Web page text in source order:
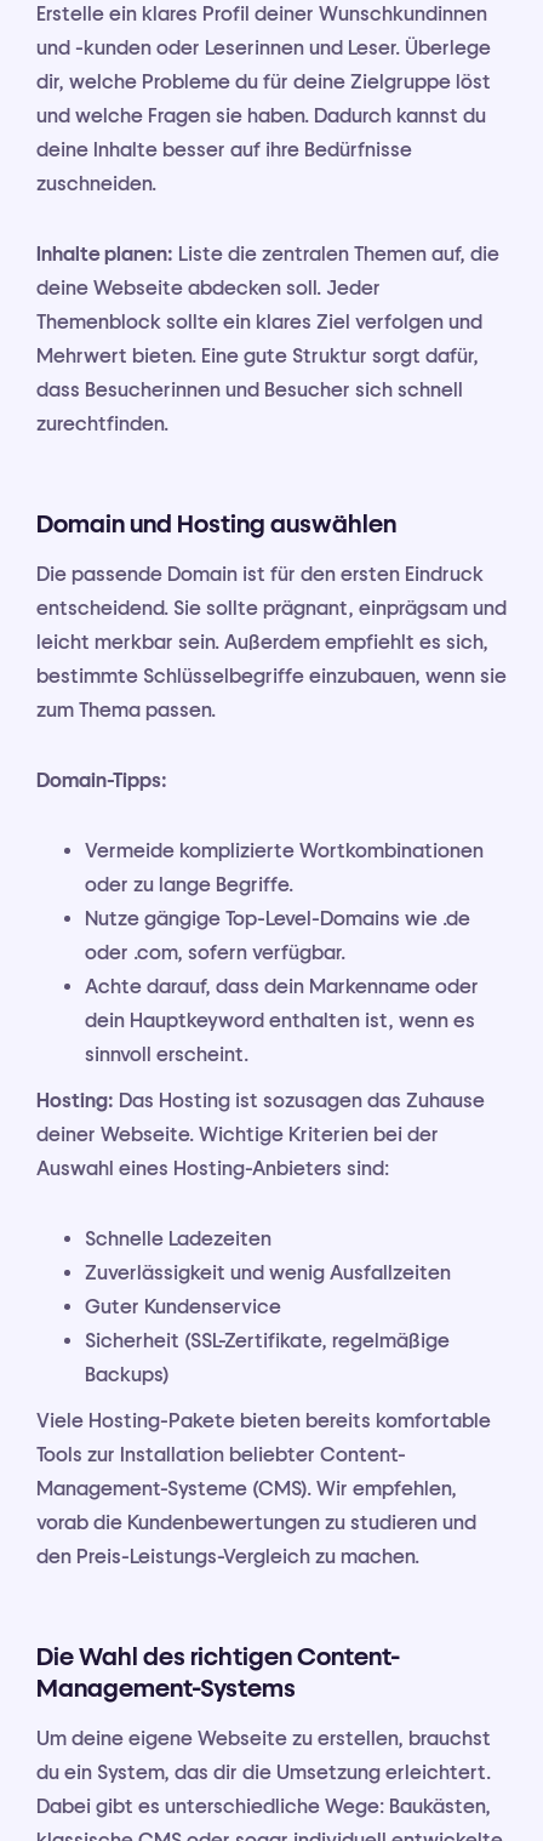
Erstelle ein klares Profil deiner Wunschkundinnen
und -kunden oder Leserinnen und Leser. Überlege
dir, welche Probleme du für deine Zielgruppe löst
und welche Fragen sie haben. Dadurch kannst du
deine Inhalte besser auf ihre Bedürfnisse
zuschneiden.
Inhalte planen: Liste die zentralen Themen auf, die
deine Webseite abdecken soll. Jeder
Themenblock sollte ein klares Ziel verfolgen und
Mehrwert bieten. Eine gute Struktur sorgt dafür,
dass Besucherinnen und Besucher sich schnell
zurechtfinden.
Domain und Hosting auswählen
Die passende Domain ist für den ersten Eindruck
entscheidend. Sie sollte prägnant, einprägsam und
leicht merkbar sein. Außerdem empfiehlt es sich,
bestimmte Schlüsselbegriffe einzubauen, wenn sie
zum Thema passen.
Domain-Tipps:
Vermeide komplizierte Wortkombinationen
oder zu lange Begriffe.
Nutze gängige Top-Level-Domains wie .de
oder .com, sofern verfügbar.
Achte darauf, dass dein Markenname oder
dein Hauptkeyword enthalten ist, wenn es
sinnvoll erscheint.
Hosting: Das Hosting ist sozusagen das Zuhause
deiner Webseite. Wichtige Kriterien bei der
Auswahl eines Hosting-Anbieters sind:
Schnelle Ladezeiten
Zuverlässigkeit und wenig Ausfallzeiten
Guter Kundenservice
Sicherheit (SSL-Zertifikate, regelmäßige
Backups)
Viele Hosting-Pakete bieten bereits komfortable
Tools zur Installation beliebter Content-
Management-Systeme (CMS). Wir empfehlen,
vorab die Kundenbewertungen zu studieren und
den Preis-Leistungs-Vergleich zu machen.
Die Wahl des richtigen Content-
Management-Systems
Um deine eigene Webseite zu erstellen, brauchst
du ein System, das dir die Umsetzung erleichtert.
Dabei gibt es unterschiedliche Wege: Baukästen,